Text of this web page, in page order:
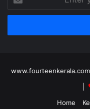
your
Email
Home